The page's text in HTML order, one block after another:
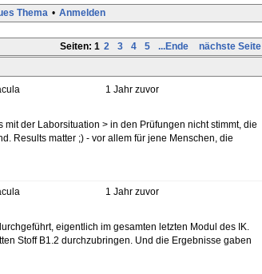
Thema • Anmelden
Seiten: 1 2 3 4 5 ...Ende nächste Seite
1 Jahr zuvor
der Laborsituation > in den Prüfungen nicht stimmt, die
Results matter ;) - vor allem für jene Menschen, die
1 Jahr zuvor
eigentlich im gesamten letzten Modul des IK.
Stoff B1.2 durchzubringen. Und die Ergebnisse gaben